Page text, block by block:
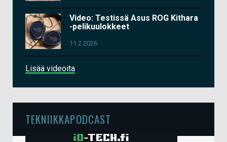
Video: Testissä Asus ROG Kithara
-pelikuulokkeet
11.2.2026
Lisää videoita
TEKNIIKKAPODCAST